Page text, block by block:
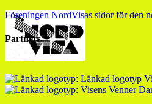
Föreningen NordVisas sidor för den
Partners